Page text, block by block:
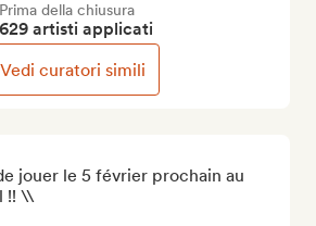
jouer le 5 février prochain au
!! \\
Prima della chiusura
629 artisti applicati
Vedi curatori simili